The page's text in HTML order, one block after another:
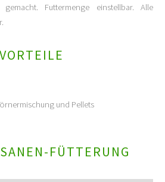
Futtermenge einstellbar. Alle
VORTEILE
und Pellets
FÜTTERUNG